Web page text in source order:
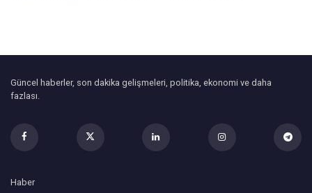
Güncel haberler, son dakika gelişmeleri, politika, ekonomi ve daha
fazlası.
Haber